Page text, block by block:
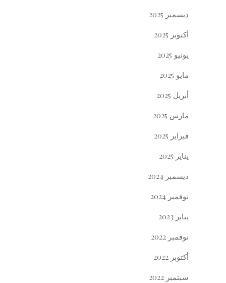
ديسمبر 2025
أكتوبر 2025
يونيو 2025
مايو 2025
أبريل 2025
مارس 2025
فبراير 2025
يناير 2025
ديسمبر 2024
نوفمبر 2024
يناير 2023
نوفمبر 2022
أكتوبر 2022
سبتمبر 2022